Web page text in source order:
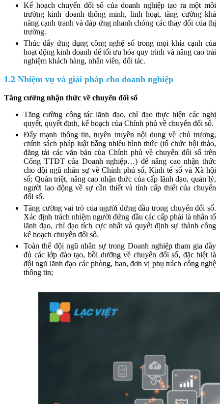
Kế hoạch chuyển đổi số của doanh nghiệp tạo ra một môi
trường kinh doanh thông minh, linh hoạt, tăng cường khả
năng cạnh tranh và đáp ứng nhanh chóng các thay đổi của thị
trường.
Thúc đẩy ứng dụng công nghệ số trong mọi khía cạnh của
hoạt động kinh doanh để tối ưu hóa quy trình và nâng cao trải
nghiệm khách hàng, nhân viên, đối tác.
1.2 Nhiệm vụ và giải pháp cho doanh nghiệp
Tăng cường nhận thức về chuyển đổi số
Tăng cường công tác lãnh đạo, chỉ đạo thực hiện các nghị
quyết, quyết định, kế hoạch của Chính phủ về chuyển đổi số.
Đẩy mạnh thông tin, tuyên truyền nội dung về chủ trương,
chính sách pháp luật bằng nhiều hình thức (tổ chức hội thảo,
đăng tải các văn bản của Chính phủ về chuyển đổi số trên
Cổng TTĐT của Doanh nghiệp…) để nâng cao nhận thức
cho đội ngũ nhân sự về Chính phủ số, Kinh tế số và Xã hội
số; Quán triệt, nâng cao nhận thức của cấp lãnh đạo, quản lý,
người lao động về sự cần thiết và tính cấp thiết của chuyển
đổi số.
Tăng cường vai trò của người đứng đầu trong chuyển đổi số.
Xác định trách nhiệm người đứng đầu các cấp phải là nhân tố
lãnh đạo, chỉ đạo tích cực nhất và quyết định sự thành công
kế hoạch chuyển đổi số.
Toàn thể đội ngũ nhân sự trong Doanh nghiệp tham gia đầy
đủ các lớp đào tạo, bồi dưỡng về chuyển đổi số, đặc biệt là
đội ngũ lãnh đạo các phòng, ban, đơn vị phụ trách công nghệ
thông tin;